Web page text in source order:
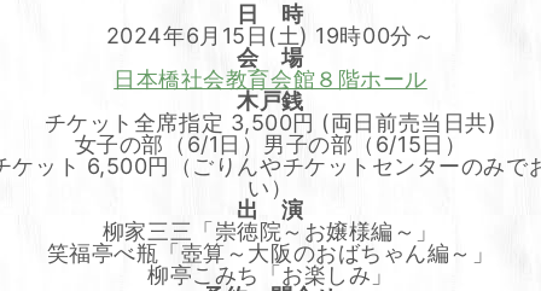
日 時
2024年6月15日(土) 19時00分～
会 場
日本橋社会教育会館８階ホール
木戸銭
チケット全席指定 3,500円 (両日前売当日共)
女子の部（6/1日）男子の部（6/15日）
ケット 6,500円（ごりんやチケットセンターのみで
い）
出 演
柳家三三「崇徳院～お嬢様編～」
笑福亭べ瓶「壺算～大阪のおばちゃん編～」
柳亭こみち「お楽しみ」